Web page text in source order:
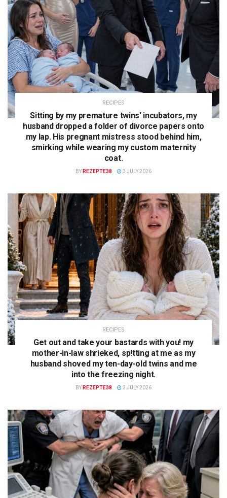
RECIPES
Sitting by my premature twins’ incubators, my
husband dropped a folder of divorce papers onto
my lap. His pregnant mistress stood behind him,
smirking while wearing my custom maternity
coat.
BY REZEPTE38 3 JULY 2026
RECIPES
Get out and take your bastards with you! my
mother-in-law shrieked, sp!tting at me as my
husband shoved my ten-day-old twins and me
into the freezing night.
BY REZEPTE38 3 JULY 2026